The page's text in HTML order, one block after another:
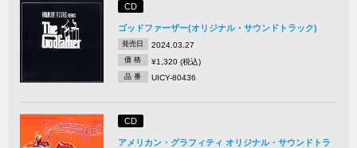
CD
ゴッドファーザー(オリジナル・サウンドトラック)
発売日 2024.03.27
価 格 ¥1,320 (税込)
品 番 UICY-80436
CD
アメリカン・グラフィティ オリジナル・サウンドトラ